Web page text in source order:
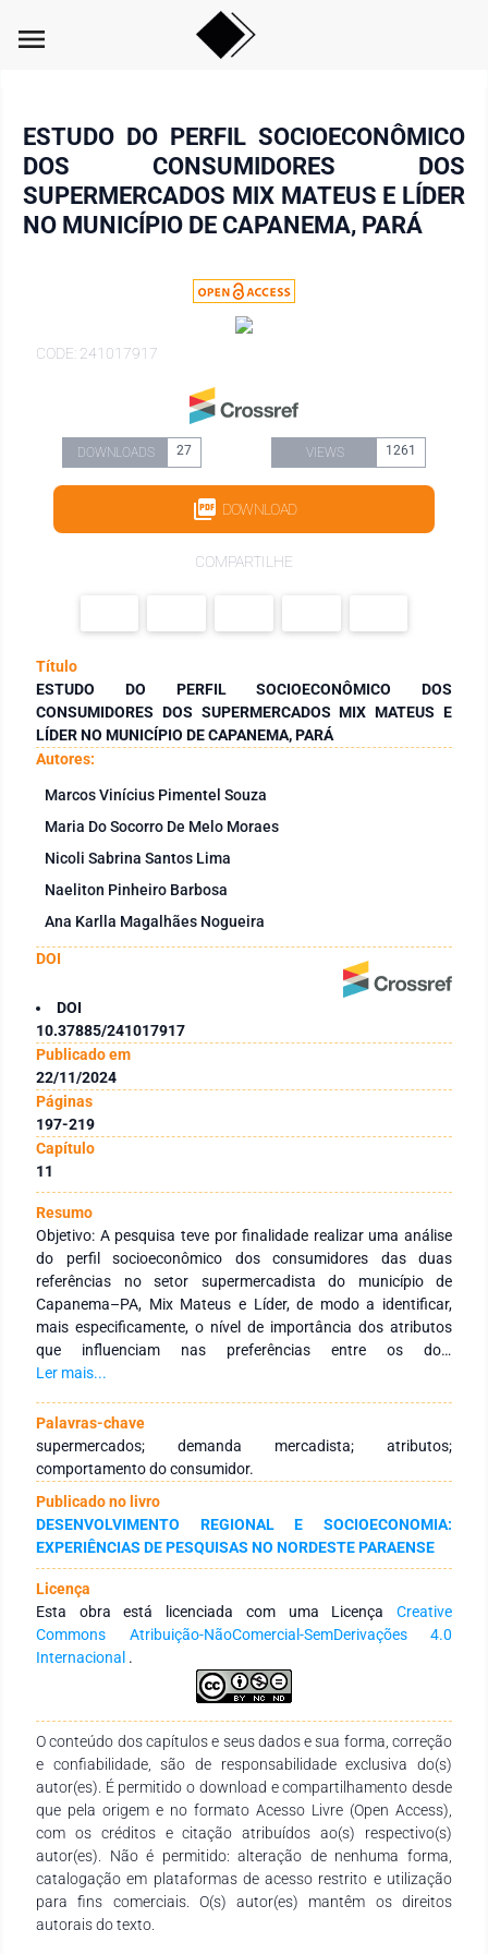
menu
ESTUDO DO PERFIL SOCIOECONÔMICO
DOS CONSUMIDORES DOS
SUPERMERCADOS MIX MATEUS E LÍDER
NO MUNICÍPIO DE CAPANEMA, PARÁ
CODE: 241017917
DOWNLOADS 27 VIEWS 1261
DOWNLOAD
COMPARTILHE
Título
ESTUDO DO PERFIL SOCIOECONÔMICO DOS
CONSUMIDORES DOS SUPERMERCADOS MIX MATEUS E
LÍDER NO MUNICÍPIO DE CAPANEMA, PARÁ
Autores:
Marcos Vinícius Pimentel Souza
Maria Do Socorro De Melo Moraes
Nicoli Sabrina Santos Lima
Naeliton Pinheiro Barbosa
Ana Karlla Magalhães Nogueira
DOI
DOI
10.37885/241017917
Publicado em
22/11/2024
Páginas
197-219
Capítulo
11
Resumo
Objetivo: A pesquisa teve por finalidade realizar uma análise
do perfil socioeconômico dos consumidores das duas
referências no setor supermercadista do município de
Capanema–PA, Mix Mateus e Líder, de modo a identificar,
mais especificamente, o nível de importância dos atributos
que influenciam nas preferências entre os dois
supermercados. Métodos: Classificou-se como pesquisa
dados e uma abordagem quantitativa. Os dados foram
obtidos por meio de um questionário estruturado com 22
perguntas dicotômicas e de resposta única para os
consumidores, além do uso da escala Likert. Resultados: Os
resultados demonstraram que o perfil dos consumidores do
Mix Mateus e Lider, a maioria é do sexo feminino, entre 19 a
40 anos, recebendo de 1 a 3 salários mínimos, e realizando
compras semanais de R$ 301,00 a R$ 700,00. O preço, a
variedade de mercadorias e a localização foram apontados
como os atributos de maior relevância para a fidelização.
Além disso, o alto uso da internet pelos consumidores sugere
que os anúncios dos supermercados sejam informados nesse
meio. Considerações Finais: Este estudo reforçou que a
econômicos e demográficos, o que contribui diretamente para
as estratégias comerciais dos supermercados analisados.
Ler mais...
Palavras-chave
supermercados; demanda mercadista; atributos;
comportamento do consumidor.
Publicado no livro
DESENVOLVIMENTO REGIONAL E SOCIOECONOMIA:
EXPERIÊNCIAS DE PESQUISAS NO NORDESTE PARAENSE
Licença
Esta obra está licenciada com uma Licença Creative
Commons Atribuição-NãoComercial-SemDerivações 4.0
Internacional .
O conteúdo dos capítulos e seus dados e sua forma, correção
e confiabilidade, são de responsabilidade exclusiva do(s)
autor(es). É permitido o download e compartilhamento desde
que pela origem e no formato Acesso Livre (Open Access),
com os créditos e citação atribuídos ao(s) respectivo(s)
autor(es). Não é permitido: alteração de nenhuma forma,
catalogação em plataformas de acesso restrito e utilização
para fins comerciais. O(s) autor(es) mantêm os direitos
autorais do texto.